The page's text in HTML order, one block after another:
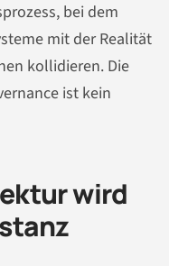
bei dem
mit der Realität
kollidieren. Die
ist kein
wird